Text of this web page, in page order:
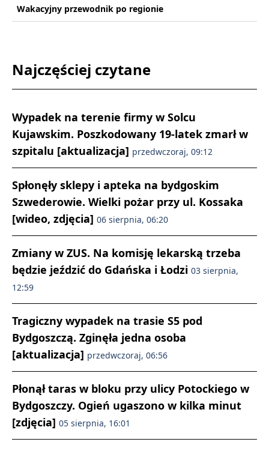
Wakacyjny przewodnik po regionie
Najczęściej czytane
Wypadek na terenie firmy w Solcu
Kujawskim. Poszkodowany 19-latek zmarł w
szpitalu [aktualizacja] przedwczoraj, 09:12
Spłonęły sklepy i apteka na bydgoskim
Szwederowie. Wielki pożar przy ul. Kossaka
[wideo, zdjęcia] 06 sierpnia, 06:20
Zmiany w ZUS. Na komisję lekarską trzeba
będzie jeździć do Gdańska i Łodzi 03 sierpnia,
12:59
Tragiczny wypadek na trasie S5 pod
Bydgoszczą. Zginęła jedna osoba
[aktualizacja] przedwczoraj, 06:56
Płonął taras w bloku przy ulicy Potockiego w
Bydgoszczy. Ogień ugaszono w kilka minut
[zdjęcia] 05 sierpnia, 16:01